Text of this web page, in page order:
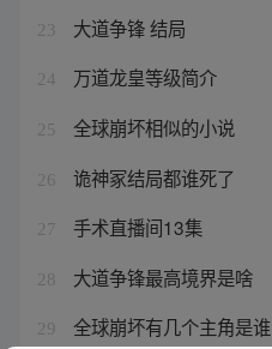
23 大道争锋 结局
24 万道龙皇等级简介
25 全球崩坏相似的小说
26 诡神冢结局都谁死了
27 手术直播间13集
28 大道争锋最高境界是啥
29 全球崩坏有几个主角是谁